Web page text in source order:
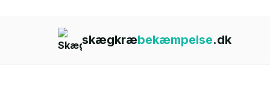
skægkræbekæmpelse.dk